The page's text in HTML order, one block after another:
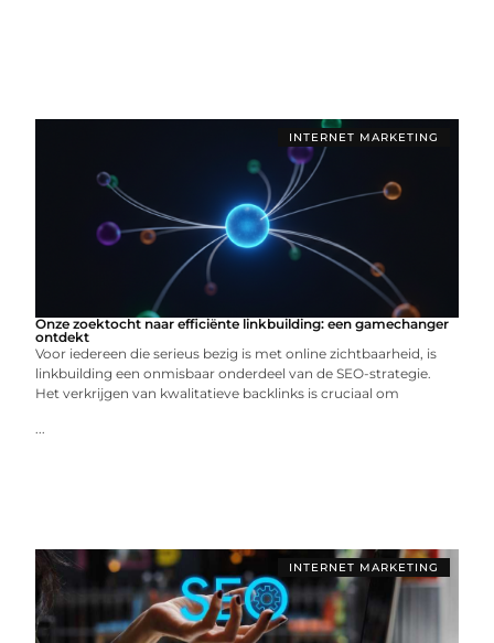
INTERNET MARKETING
Onze zoektocht naar efficiënte linkbuilding: een gamechanger
ontdekt
Voor iedereen die serieus bezig is met online zichtbaarheid, is
linkbuilding een onmisbaar onderdeel van de SEO-strategie.
Het verkrijgen van kwalitatieve backlinks is cruciaal om
...
INTERNET MARKETING